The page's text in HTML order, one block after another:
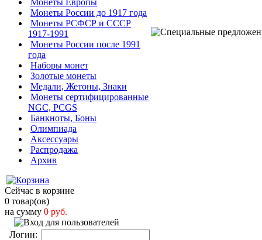
Монеты Европы
Монеты России до 1917 года
Монеты РСФСР и СССР
1917-1991
Монеты России после 1991
года
Наборы монет
Золотые монеты
Медали, Жетоны, Знаки
Монеты сертифицированные
NGC, PCGS
Банкноты, Боны
Олимпиада
Аксессуары
Распродажа
Архив
Сейчас в корзине
0 товар(ов)
на сумму 0 руб.
Логин: